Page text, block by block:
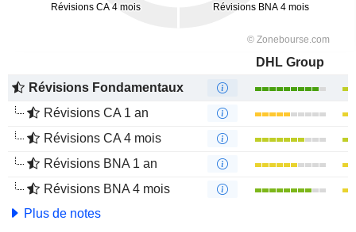
DHL Group
Révisions Fondamentaux
Révisions CA 1 an
Révisions CA 4 mois
Révisions BNA 1 an
Révisions BNA 4 mois
Plus de notes